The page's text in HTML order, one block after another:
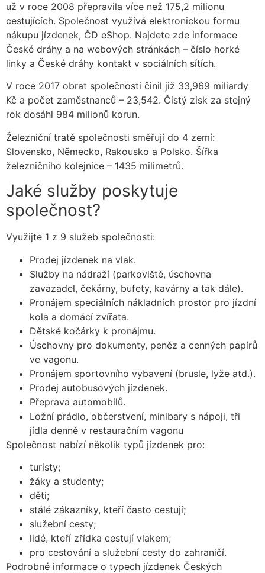
už v roce 2008 přepravila více než 175,2 milionu
cestujících. Společnost využívá elektronickou formu
nákupu jízdenek, ČD eShop. Najdete zde informace
České dráhy a na webových stránkách – číslo horké
linky a České dráhy kontakt v sociálních sítích.
V roce 2017 obrat společnosti činil již 33,969 miliardy
Kč a počet zaměstnanců – 23,542. Čistý zisk za stejný
rok dosáhl 984 milionů korun.
Železniční tratě společnosti směřují do 4 zemí:
Slovensko, Německo, Rakousko a Polsko. Šířka
železničního kolejnice – 1435 milimetrů.
Jaké služby poskytuje
společnost?
Využijte 1 z 9 služeb společnosti:
Prodej jízdenek na vlak.
Služby na nádraží (parkoviště, úschovna
zavazadel, čekárny, bufety, kavárny a tak dále).
Pronájem speciálních nákladních prostor pro jízdní
kola a domácí zvířata.
Dětské kočárky k pronájmu.
Úschovny pro dokumenty, peněz a cenných papírů
ve vagonu.
Pronájem sportovního vybavení (brusle, lyže atd.).
Prodej autobusových jízdenek.
Přeprava automobilů.
Ložní prádlo, občerstvení, minibary s nápoji, tři
jídla denně v restauračním vagonu
Společnost nabízí několik typů jízdenek pro:
turisty;
žáky a studenty;
děti;
stálé zákazníky, kteří často cestují;
služební cesty;
lidé, kteří zřídka cestují vlakem;
pro cestování a služební cesty do zahraničí.
Podrobné informace o typech jízdenek Českých